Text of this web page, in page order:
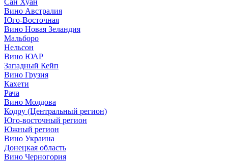
Сан Хуан
Вино Австралия
Юго-Восточная
Вино Новая Зеландия
Мальборо
Нельсон
Вино ЮАР
Западный Кейп
Вино Грузия
Кахети
Рача
Вино Молдова
Кодру (Центральный регион)
Юго-восточный регион
Южный регион
Вино Украина
Донецкая область
Вино Черногория